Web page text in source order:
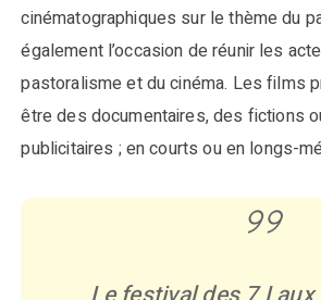
cinématographiques sur le thème du
également l’occasion de réunir les
pastoralisme et du cinéma. Les films
être des documentaires, des fictions
publicitaires ; en courts ou en longs-